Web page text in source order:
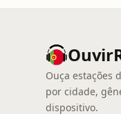
Ouça estações
por cidade,
dispositivo.